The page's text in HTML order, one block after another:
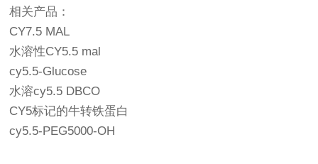
相关产品：
CY7.5 MAL
水溶性CY5.5 mal
cy5.5-Glucose
水溶cy5.5 DBCO
CY5标记的牛转铁蛋白
cy5.5-PEG5000-OH